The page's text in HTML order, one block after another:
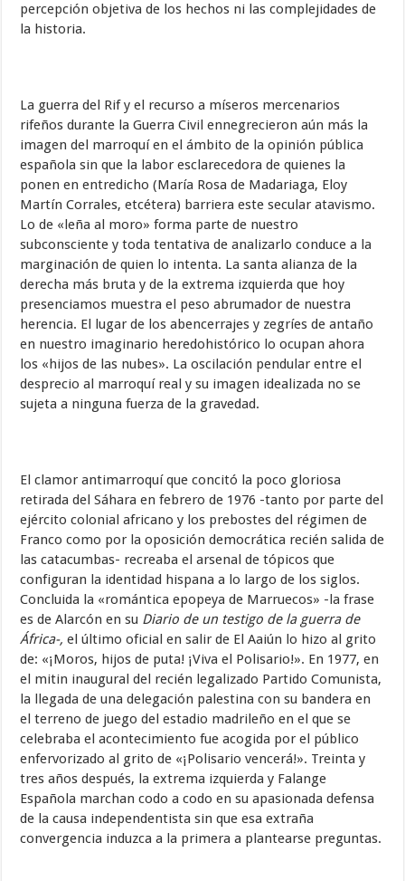
percepción objetiva de los hechos ni las complejidades de
la historia.
La guerra del Rif y el recurso a míseros mercenarios
rifeños durante la Guerra Civil ennegrecieron aún más la
imagen del marroquí en el ámbito de la opinión pública
española sin que la labor esclarecedora de quienes la
ponen en entredicho (María Rosa de Madariaga, Eloy
Martín Corrales, etcétera) barriera este secular atavismo.
Lo de «leña al moro» forma parte de nuestro
subconsciente y toda tentativa de analizarlo conduce a la
marginación de quien lo intenta. La santa alianza de la
derecha más bruta y de la extrema izquierda que hoy
presenciamos muestra el peso abrumador de nuestra
herencia. El lugar de los abencerrajes y zegríes de antaño
en nuestro imaginario heredohistórico lo ocupan ahora
los «hijos de las nubes». La oscilación pendular entre el
desprecio al marroquí real y su imagen idealizada no se
sujeta a ninguna fuerza de la gravedad.
El clamor antimarroquí que concitó la poco gloriosa
retirada del Sáhara en febrero de 1976 -tanto por parte del
ejército colonial africano y los prebostes del régimen de
Franco como por la oposición democrática recién salida de
las catacumbas- recreaba el arsenal de tópicos que
configuran la identidad hispana a lo largo de los siglos.
Concluida la «romántica epopeya de Marruecos» -la frase
es de Alarcón en su Diario de un testigo de la guerra de
África-, el último oficial en salir de El Aaiún lo hizo al grito
de: «¡Moros, hijos de puta! ¡Viva el Polisario!». En 1977, en
el mitin inaugural del recién legalizado Partido Comunista,
la llegada de una delegación palestina con su bandera en
el terreno de juego del estadio madrileño en el que se
celebraba el acontecimiento fue acogida por el público
enfervorizado al grito de «¡Polisario vencerá!». Treinta y
tres años después, la extrema izquierda y Falange
Española marchan codo a codo en su apasionada defensa
de la causa independentista sin que esa extraña
convergencia induzca a la primera a plantearse preguntas.